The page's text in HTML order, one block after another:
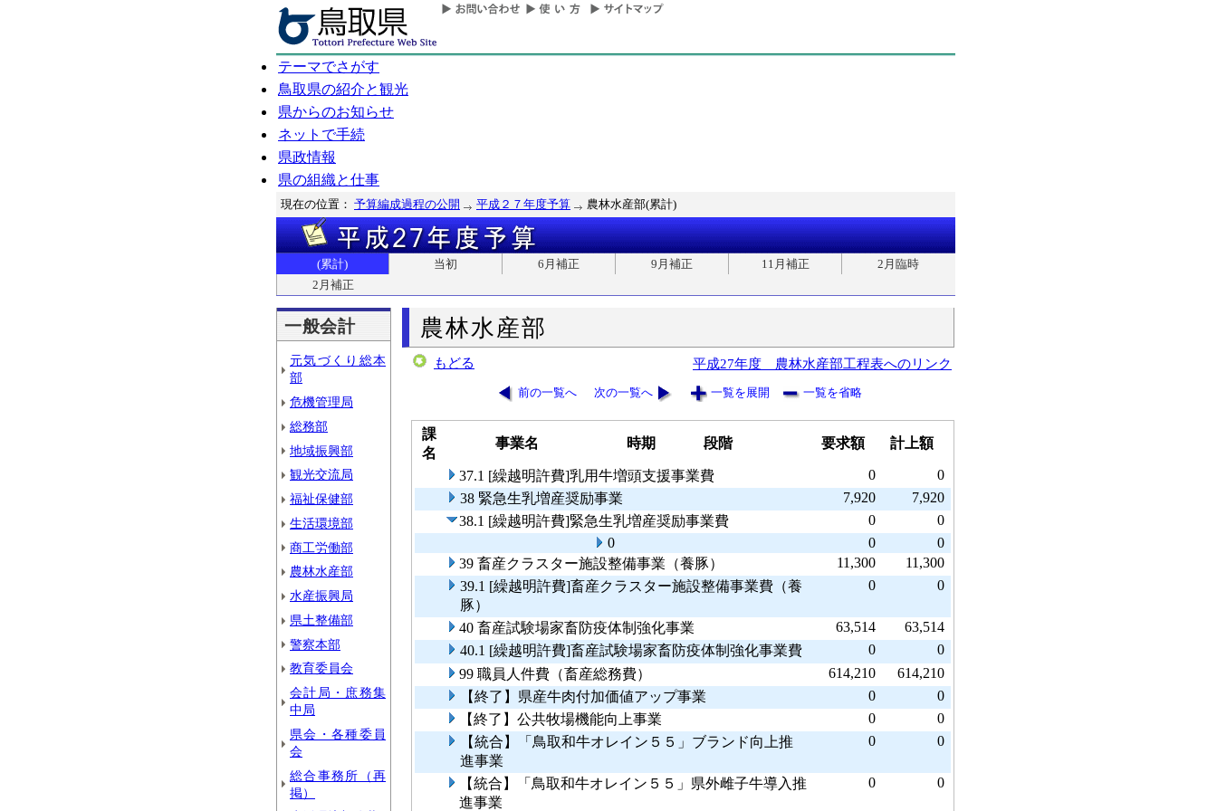
テーマでさがす
鳥取県の紹介と観光
県からのお知らせ
ネットで手続
県政情報
県の組織と仕事
現在の位置： 予算編成過程の公開 平成２７年度予算 農林水産部(累計)
(累計) 当初 6月補正 9月補正 11月補正
2月臨時
2月補正
一般会計
元気づくり総本
部
危機管理局
総務部
地域振興部
観光交流局
福祉保健部
生活環境部
商工労働部
農林水産部
水産振興局
県土整備部
警察本部
教育委員会
会計局・庶務集
中局
県会・各種委員
会
総合事務所（再
掲）
農林水産部
もどる 平成27年度 農林水産部工程表へのリンク
前の一覧へ 次の一覧へ 一覧を展開 一覧を省略
課
名
事業名 時期 段階 要求額 計上額
37.1 [繰越明許費]乳用牛増頭支援事業費 0
0
38 緊急生乳増産奨励事業
7,920
7,920
38.1 [繰越明許費]緊急生乳増産奨励事業費
0
0
0
0
0
39 畜産クラスター施設整備事業（養豚）
11,300
11,300
39.1 [繰越明許費]畜産クラスター施設整備事業費（養
豚）
0 0
40 畜産試験場家畜防疫体制強化事業 63,514
63,514
40.1 [繰越明許費]畜産試験場家畜防疫体制強化事業費
0
0
99 職員人件費（畜産総務費）
614,210
614,210
【終了】県産牛肉付加価値アップ事業
0
0
【終了】公共牧場機能向上事業
0
0
【統合】「鳥取和牛オレイン５５」ブランド向上推
進事業
0 0
【統合】「鳥取和牛オレイン５５」県外雌子牛導入推
進事業
0 0